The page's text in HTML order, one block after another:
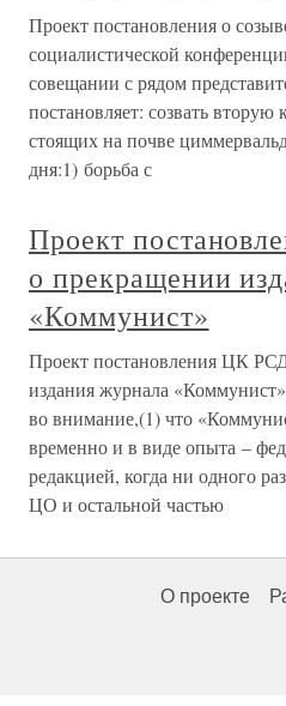
Проект постановления о
социалистической
совещании с рядом
постановляет: созвать
стоящих на почве
дня:1) борьба с
Проект
о прекращении
«Коммунист»
Проект постановления ЦК
издания журнала
во внимание,(1) что
временно и в виде опыта –
редакцией, когда ни одного
ЦО и остальной частью
О проекте